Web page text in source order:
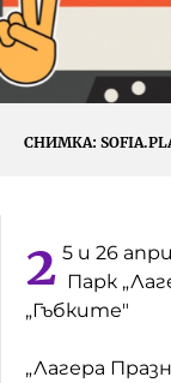
История
Къщата
Златната
За вас,
БНР
БНР
Архивен
СНИМКА:
2 5 и 26
Парк
„Гъбките"
„Лагера